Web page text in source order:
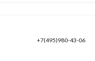
+7(495)980-43-06